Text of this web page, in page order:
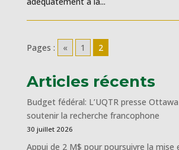
Pages : « 1 2
Articles récents
Budget fédéral: L’UQTR presse
soutenir la recherche francophone
30 juillet 2026
Appui de 2 M$ pour poursuivre la mise